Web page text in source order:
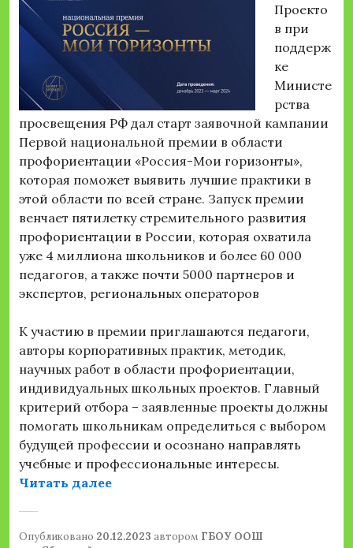
Проекто
в при
поддерж
ке
Министе
рства
просвещения РФ дал старт заявочной кампании
Первой национальной премии в области
профориентации «Россия-Мои горизонты»,
которая поможет выявить лучшие практики в
этой области по всей стране. Запуск премии
венчает пятилетку стремительного развития
профориентации в России, которая охватила
уже 4 миллиона школьников и более 60 000
педагогов, а также почти 5000 партнеров и
экспертов, региональных операторов
К участию в премии приглашаются педагоги,
авторы корпоративных практик, методик,
научных работ в области профориентации,
индивидуальных школьных проектов. Главный
критерий отбора – заявленные проекты должны
помогать школьникам определиться с выбором
будущей профессии и осознано направлять
учебные и профессиональные интересы.
Читать далее«Жителей Самарской области
Опубликовано 20.12.2023 автором ГБОУ ООШ